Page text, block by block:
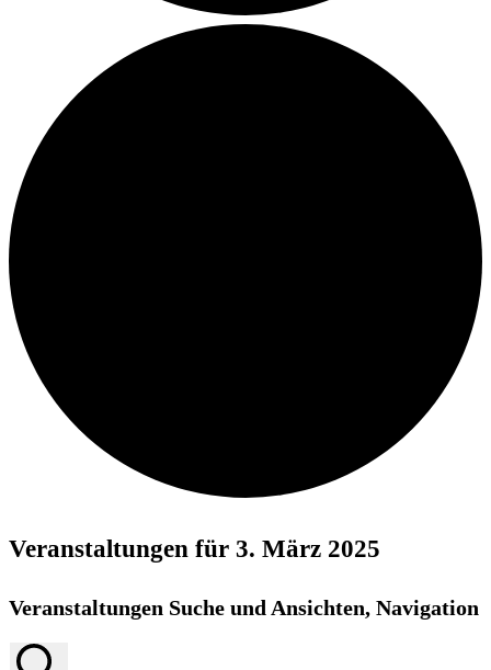
Veranstaltungen für 3. März 2025
Veranstaltungen Suche und Ansichten, Navigation